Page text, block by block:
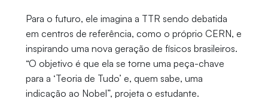
Para o futuro, ele imagina a TTR sendo debatida
em centros de referência, como o próprio CERN, e
inspirando uma nova geração de físicos brasileiros.
“O objetivo é que ela se torne uma peça-chave
para a ‘Teoria de Tudo’ e, quem sabe, uma
indicação ao Nobel”, projeta o estudante.